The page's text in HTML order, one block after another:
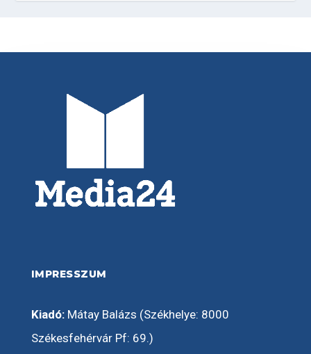
IMPRESSZUM
Kiadó:Mátay Balázs (Székhelye: 8000
Székesfehérvár Pf: 69.)